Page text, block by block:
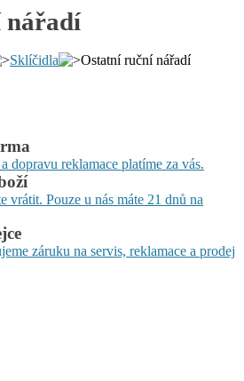
nářadí
Sklíčidla
Ostatní ruční nářadí
dopravu reklamace platíme za vás.
vrátit. Pouze u nás máte 21 dnů na
záruku na servis, reklamace a prodej